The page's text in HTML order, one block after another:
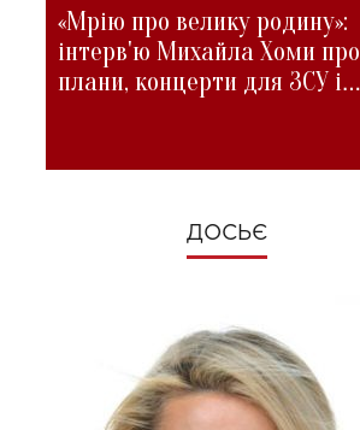
«Мрію про велику родину»:
інтерв'ю Михайла Хоми про
плани, концерти для ЗСУ і
ДОСЬЄ